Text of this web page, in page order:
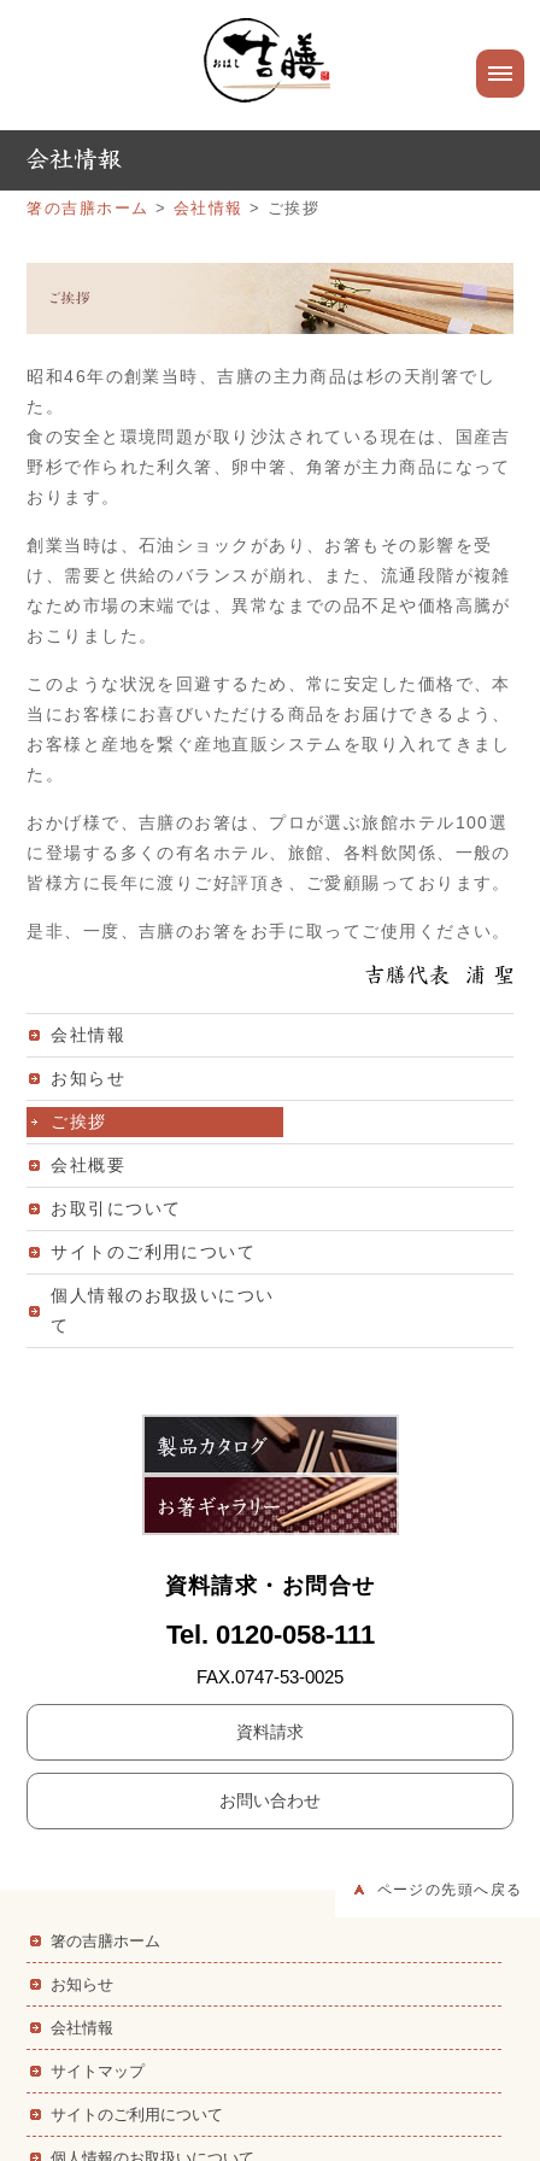
箸の吉膳ホーム > 会社情報 > ご挨拶
昭和46年の創業当時、吉膳の主力商品は杉の天削箸でし
た。
食の安全と環境問題が取り沙汰されている現在は、国産吉
野杉で作られた利久箸、卵中箸、角箸が主力商品になって
おります。
創業当時は、石油ショックがあり、お箸もその影響を受
け、需要と供給のバランスが崩れ、また、流通段階が複雑
なため市場の末端では、異常なまでの品不足や価格高騰が
おこりました。
このような状況を回避するため、常に安定した価格で、本
当にお客様にお喜びいただける商品をお届けできるよう、
お客様と産地を繋ぐ産地直販システムを取り入れてきまし
た。
おかげ様で、吉膳のお箸は、プロが選ぶ旅館ホテル100選
に登場する多くの有名ホテル、旅館、各料飲関係、一般の
皆様方に長年に渡りご好評頂き、ご愛顧賜っております。
是非、一度、吉膳のお箸をお手に取ってご使用ください。
会社情報
お知らせ
ご挨拶
会社概要
お取引について
サイトのご利用について
個人情報のお取扱いについ
て
資料請求・お問合せ
Tel. 0120-058-111
FAX.0747-53-0025
資料請求
お問い合わせ
ページの先頭へ戻る
箸の吉膳ホーム
お知らせ
会社情報
サイトマップ
サイトのご利用について